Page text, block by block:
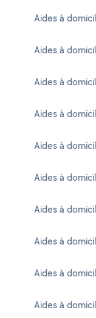
Aides à
Aides à
Aides à
Aides à
Aides à
Aides à
Aides à
Aides à
Aides à
Aides à